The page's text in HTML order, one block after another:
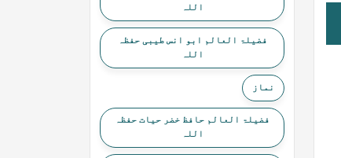
اللہ
فضیلۃ العالم ابو انس طیبی حفظہ
اللہ
نماز
فضیلۃ العالم حافظ خضر حیات حفظہ
اللہ